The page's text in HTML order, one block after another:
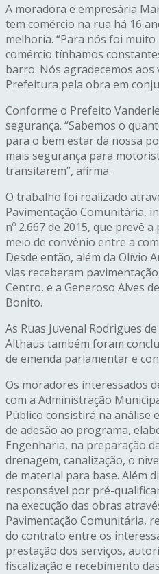
A moradora e empresária
tem comércio na rua há 16
melhoria. “Para nós foi
comércio tínhamos
barro. Nós agradecemos aos
Prefeitura pela obra em
Conforme o Prefeito
segurança. “Sabemos o
para o bem estar da nossa
mais segurança para
transitarem”, afirma.
O trabalho foi realizado
Pavimentação Comunitária,
nº 2.667 de 2015, que prevê
meio de convênio entre a
Desde então, além da Olívio
vias receberam
Centro, e a Generoso Alves
Bonito.
As Ruas Juvenal Rodrigues
Althaus também foram
de emenda parlamentar e
Os moradores interessados
com a Administração
Público consistirá na análise
de adesão ao programa,
Engenharia, na preparação
drenagem, canalização, o
de material para base. Além
responsável por pré-
na execução das obras
Pavimentação Comunitária,
do contrato entre os
prestação dos serviços,
fiscalização e recebimento